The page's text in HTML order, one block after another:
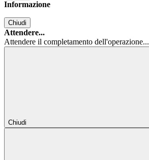
Informazione
Chiudi
Attendere...
Attendere il completamento dell'operazione...
Chiudi